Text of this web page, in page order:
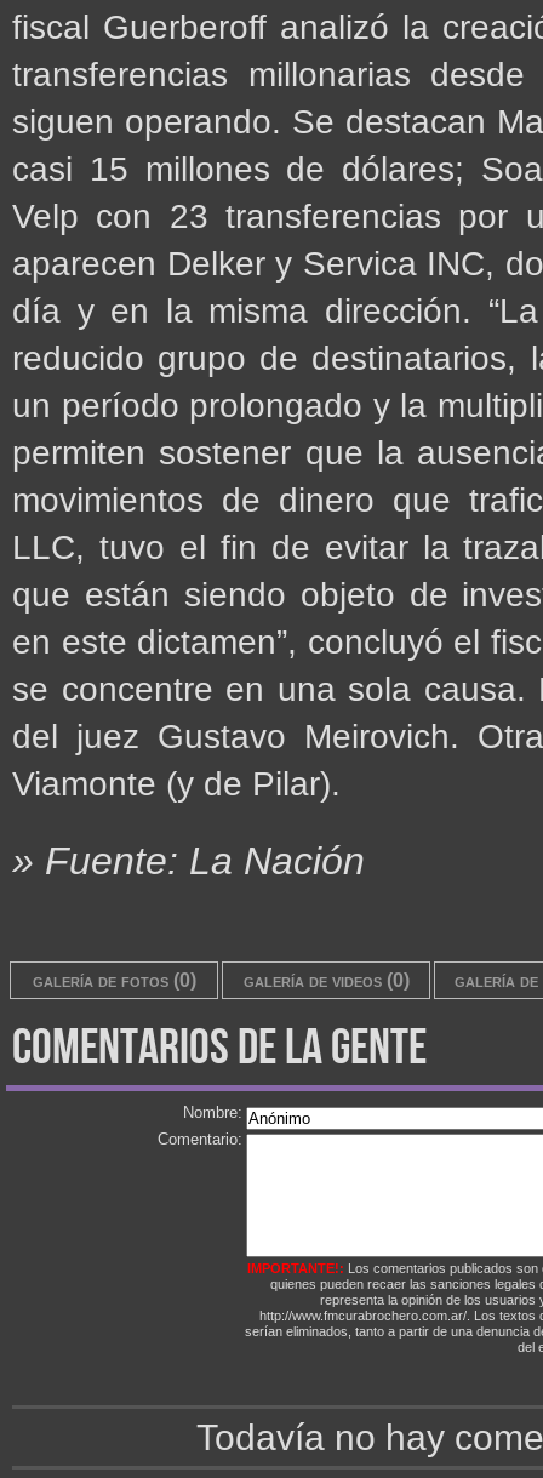
fiscal Guerberoff analizó la
transferencias millonarias
siguen operando. Se destacan
casi 15 millones de dólares;
Velp con 23 transferencias por
aparecen Delker y Servica INC,
día y en la misma dirección.
reducido grupo de destinatarios,
un período prolongado y la
permiten sostener que la
movimientos de dinero que
LLC, tuvo el fin de evitar la
que están siendo objeto de
en este dictamen”, concluyó el
se concentre en una sola
del juez Gustavo Meirovich.
Viamonte (y de Pilar).
» Fuente: La Nación
galería de fotos (0) galería de videos (0) galería de
comentarios de la gente
Nombre:
Comentario:
IMPORTANTE!: Los comentarios publicados
quienes pueden recaer las sanciones
representa la opinión de los
http://www.fmcurabrochero.com.ar/. Los textos
serían eliminados, tanto a partir de una denuncia
del
Todavía no hay